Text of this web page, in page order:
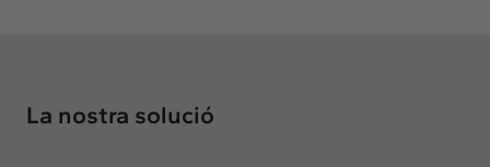
La nostra solució